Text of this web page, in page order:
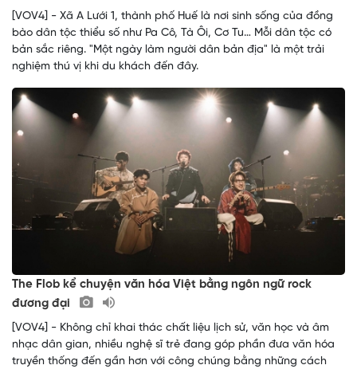
[VOV4] - Xã A Lưới 1, thành phố Huế là nơi sinh sống của đồng
bào dân tộc thiểu số như Pa Cô, Tà Ôi, Cơ Tu… Mỗi dân tộc có
bản sắc riêng. "Một ngày làm người dân bản địa" là một trải
nghiệm thú vị khi du khách đến đây.
The Flob kể chuyện văn hóa Việt bằng ngôn ngữ rock
đương đại
[VOV4] - Không chỉ khai thác chất liệu lịch sử, văn học và âm
nhạc dân gian, nhiều nghệ sĩ trẻ đang góp phần đưa văn hóa
truyền thống đến gần hơn với công chúng bằng những cách